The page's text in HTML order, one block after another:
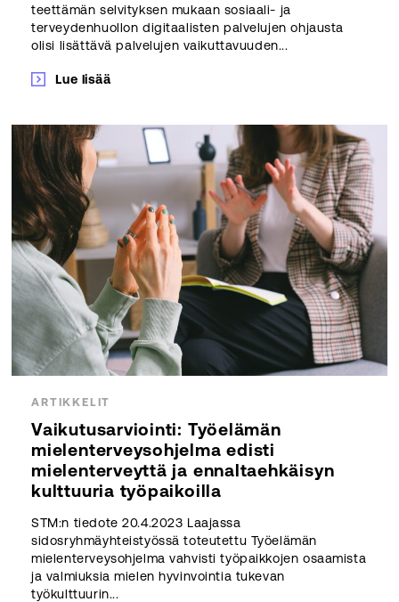
teettämän selvityksen mukaan sosiaali- ja
terveydenhuollon digitaalisten palvelujen ohjausta
olisi lisättävä palvelujen vaikuttavuuden...
Lue lisää
ARTIKKELIT
Vaikutusarviointi: Työelämän
mielenterveysohjelma edisti
mielenterveyttä ja ennaltaehkäisyn
kulttuuria työpaikoilla
STM:n tiedote 20.4.2023 Laajassa
sidosryhmäyhteistyössä toteutettu Työelämän
mielenterveysohjelma vahvisti työpaikkojen osaamista
ja valmiuksia mielen hyvinvointia tukevan
työkulttuurin...